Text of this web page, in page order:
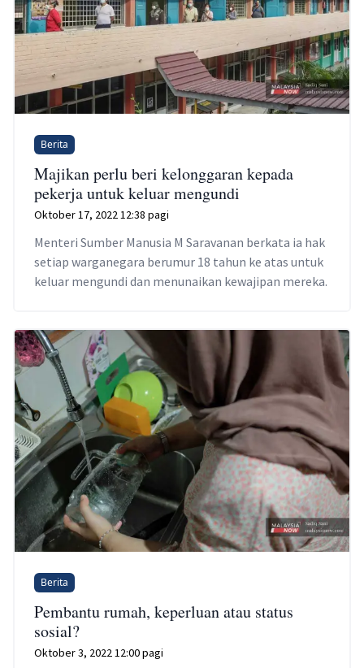
Berita
Majikan perlu beri kelonggaran kepada
pekerja untuk keluar mengundi
Oktober 17, 2022 12:38 pagi
Menteri Sumber Manusia M Saravanan berkata ia hak
setiap warganegara berumur 18 tahun ke atas untuk
keluar mengundi dan menunaikan kewajipan mereka.
Berita
Pembantu rumah, keperluan atau status
sosial?
Oktober 3, 2022 12:00 pagi